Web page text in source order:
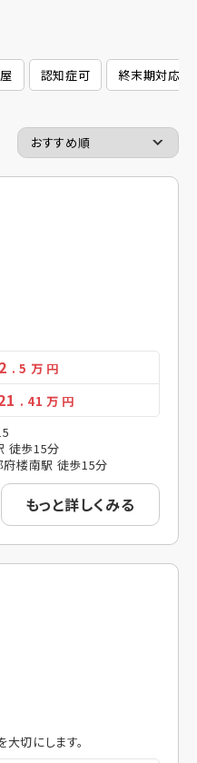
認知症可 終末期対応
. 5 万 円
. 41 万 円
徒歩15分
楼南駅 徒歩15分
もっと詳しくみる
切にします。